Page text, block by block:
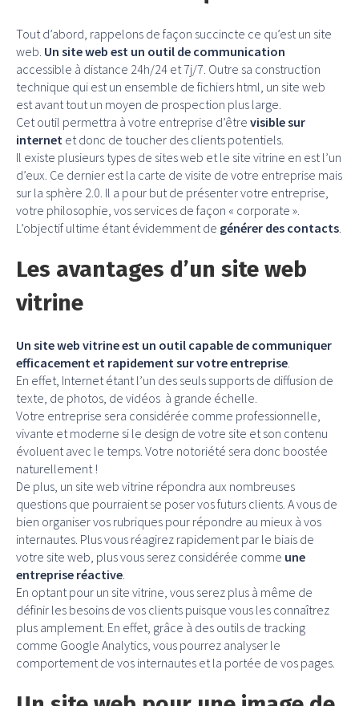
Tout d’abord, rappelons de façon succincte ce qu’est un site
web. Un site web est un outil de communication
accessible à distance 24h/24 et 7j/7. Outre sa construction
technique qui est un ensemble de fichiers html, un site web
est avant tout un moyen de prospection plus large.
Cet outil permettra à votre entreprise d’être visible sur
internet et donc de toucher des clients potentiels.
Il existe plusieurs types de sites web et le site vitrine en est l’un
d’eux. Ce dernier est la carte de visite de votre entreprise mais
sur la sphère 2.0. Il a pour but de présenter votre entreprise,
votre philosophie, vos services de façon « corporate ».
L’objectif ultime étant évidemment de générer des contacts.
Les avantages d’un site web
vitrine
Un site web vitrine est un outil capable de communiquer
efficacement et rapidement sur votre entreprise.
En effet, Internet étant l’un des seuls supports de diffusion de
texte, de photos, de vidéos à grande échelle.
Votre entreprise sera considérée comme professionnelle,
vivante et moderne si le design de votre site et son contenu
évoluent avec le temps. Votre notoriété sera donc boostée
naturellement !
De plus, un site web vitrine répondra aux nombreuses
questions que pourraient se poser vos futurs clients. A vous de
bien organiser vos rubriques pour répondre au mieux à vos
internautes. Plus vous réagirez rapidement par le biais de
votre site web, plus vous serez considérée comme une
entreprise réactive.
En optant pour un site vitrine, vous serez plus à même de
définir les besoins de vos clients puisque vous les connaîtrez
plus amplement. En effet, grâce à des outils de tracking
comme Google Analytics, vous pourrez analyser le
comportement de vos internautes et la portée de vos pages.